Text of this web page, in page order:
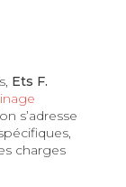
Ets F.
s’adresse
charges